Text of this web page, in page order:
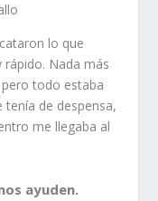
lo que
Nada más
todo estaba
de despensa,
me llegaba al
ayuden.